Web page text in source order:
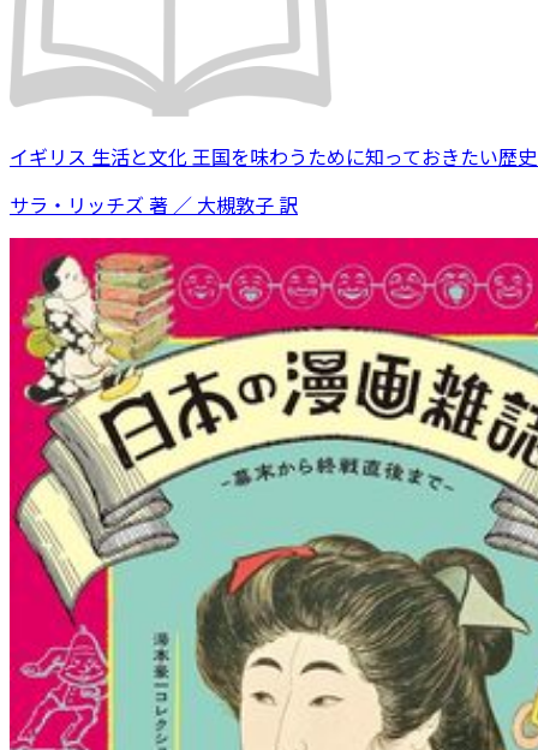
イギリス 生活と文化 王国を味わうために知っておきたい歴
サラ・リッチズ 著 ／ 大槻敦子 訳